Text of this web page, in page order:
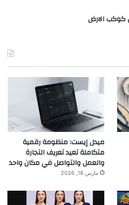
كوكب الارض
ميدل إيست: منظومة رقمية
متكاملة تعيد تعريف التجارة
والعمل والتواصل في مكان واحد
مارس 18, 2026